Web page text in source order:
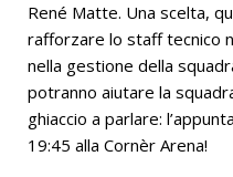
René Matte. Una scelta,
rafforzare lo staff tecnico
nella gestione della
potranno aiutare la
ghiaccio a parlare:
19:45 alla Cornèr Arena!